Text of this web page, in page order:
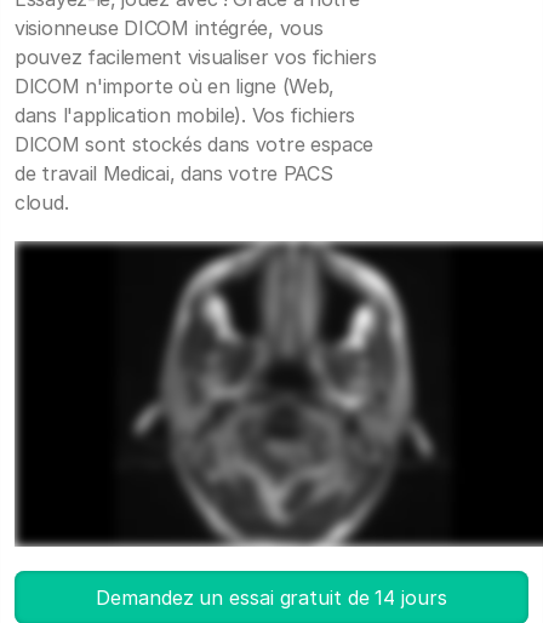
visionneuse DICOM intégrée, vous
pouvez facilement visualiser vos fichiers
DICOM n'importe où en ligne (Web,
dans l'application mobile). Vos fichiers
DICOM sont stockés dans votre espace
de travail Medicai, dans votre PACS
cloud.
Demandez un essai gratuit de 14 jours